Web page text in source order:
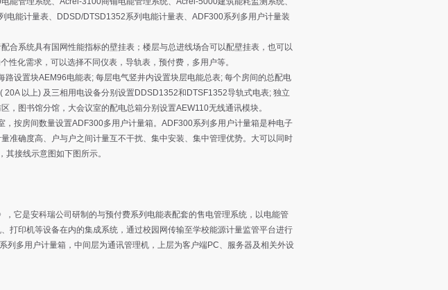
电能计量表、DDSD/DTSD1352系列电能计量表、ADF300系列多用户计量装
合系统具有国网性能指标的壁挂表；楼层与总进线场合可以配壁挂表，也可以
化需求，可以选择不同仪表，导轨表，预付费，多用户等。
设置块AEM96电能表; 每层电气竖井内设置块层电能总表; 每个房间的总配电
以上) 及三相用电设备分别设置DDSD1352和DTSF1352导轨式电表; 独立
，图书馆分馆，大会议室的配电总箱分别设置AEW110无线通讯模块。
按房间数量设置ADF300多用户计量箱。ADF300系列多用户计量箱是种电子
准确度高、户与户之间计量互不干扰、集中安装、集中管理优势。大可以同时
接线示意图如下图所示。
它是安科瑞公司研制的与预付费系列电能表配套的售电管理系统，以电能管
打印机等设备在内的集成系统，通过校园网传输至学校能源计量监管平台进行
列多用户计量箱，中间层为通讯管理机，上层为客户端PC、服务器及相关外设